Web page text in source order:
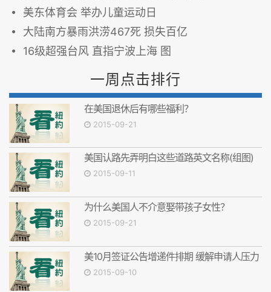
美东体育会 举办儿童运动日
大陆南方暴雨洪涝467死 损失百亿
16级超强台风 直指宁波上海 图
一周点击排行
在美国退休后有哪些福利？
2015-09-21
美国认路先弄明白这些道路英文名称(组图)
2015-09-11
为什么美国人不介意娶带孩子女性？
2015-09-21
美10月签证公告增递件排期 缓解申请人压力
2015-09-10